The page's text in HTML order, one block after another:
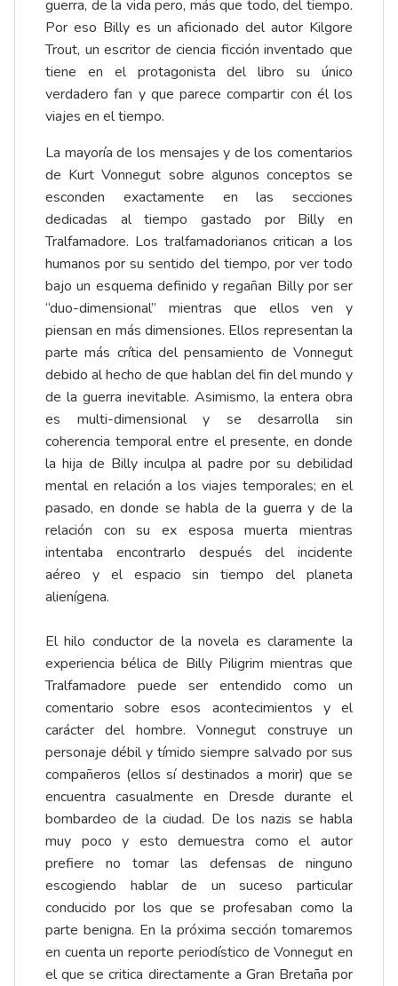
guerra, de la vida pero, más que todo, del tiempo.
Por eso Billy es un aficionado del autor Kilgore
Trout, un escritor de ciencia ficción inventado que
tiene en el protagonista del libro su único
verdadero fan y que parece compartir con él los
viajes en el tiempo.
La mayoría de los mensajes y de los comentarios
de Kurt Vonnegut sobre algunos conceptos se
esconden exactamente en las secciones
dedicadas al tiempo gastado por Billy en
Tralfamadore. Los tralfamadorianos critican a los
humanos por su sentido del tiempo, por ver todo
bajo un esquema definido y regañan Billy por ser
“duo-dimensional” mientras que ellos ven y
piensan en más dimensiones. Ellos representan la
parte más crítica del pensamiento de Vonnegut
debido al hecho de que hablan del fin del mundo y
de la guerra inevitable. Asimismo, la entera obra
es multi-dimensional y se desarrolla sin
coherencia temporal entre el presente, en donde
la hija de Billy inculpa al padre por su debilidad
mental en relación a los viajes temporales; en el
pasado, en donde se habla de la guerra y de la
relación con su ex esposa muerta mientras
intentaba encontrarlo después del incidente
aéreo y el espacio sin tiempo del planeta
alienígena.
El hilo conductor de la novela es claramente la
experiencia bélica de Billy Piligrim mientras que
Tralfamadore puede ser entendido como un
comentario sobre esos acontecimientos y el
carácter del hombre. Vonnegut construye un
personaje débil y tímido siempre salvado por sus
compañeros (ellos sí destinados a morir) que se
encuentra casualmente en Dresde durante el
bombardeo de la ciudad. De los nazis se habla
muy poco y esto demuestra como el autor
prefiere no tomar las defensas de ninguno
escogiendo hablar de un suceso particular
conducido por los que se profesaban como la
parte benigna. En la próxima sección tomaremos
en cuenta un reporte periodístico de Vonnegut en
el que se critica directamente a Gran Bretaña por